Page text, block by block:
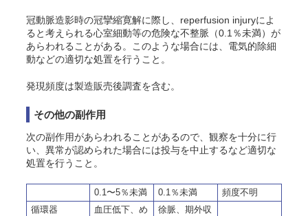
冠動脈造影時の冠攣縮寛解に際し、reperfusion injuryによ
ると考えられる心室細動等の危険な不整脈（0.1％未満）が
あらわれることがある。このような場合には、電気的除細
動などの適切な処置を行うこと。
発現頻度は製造販売後調査を含む。
その他の副作用
次の副作用があらわれることがあるので、観察を十分に行
い、異常が認められた場合には投与を中止するなど適切な
処置を行うこと。
0.1〜5％未満 0.1％未満
頻度不明
循環器
血圧低下、め
徐脈、期外収